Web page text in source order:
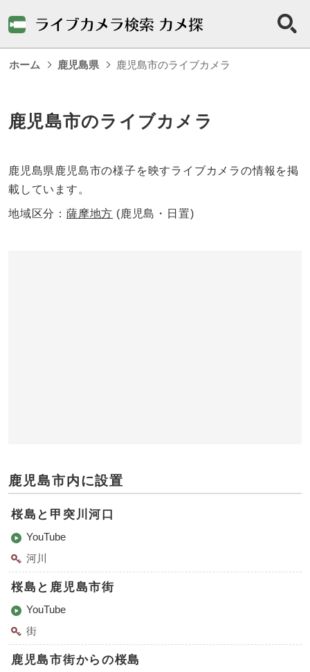
ホーム 鹿児島県 鹿児島市のライブカメラ
鹿児島市のライブカメラ
鹿児島県鹿児島市の様子を映すライブカメラの情報を掲
載しています。
地域区分： 薩摩地方 (鹿児島・日置)
鹿児島市内に設置
桜島と甲突川河口
YouTube
河川
桜島と鹿児島市街
YouTube
街
鹿児島市街からの桜島